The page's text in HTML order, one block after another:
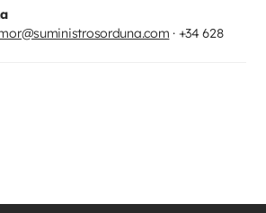
· +34 628